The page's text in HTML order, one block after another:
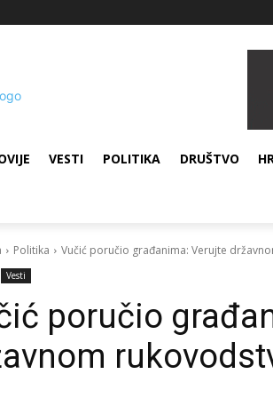
VESTI POLITIKA DRUŠTVO
Politika Vučić poručio građanima: Verujte
Vesti
poručio